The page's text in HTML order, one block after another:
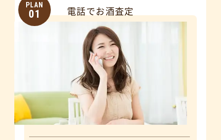
PLAN
01 電話でお酒査定